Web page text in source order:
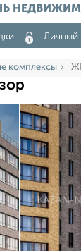
Личный
комплексы